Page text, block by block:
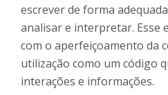
escrever de forma
analisar e interpretar. Esse
com o aperfeiçoamento da
utilização como um código
interações e informações.